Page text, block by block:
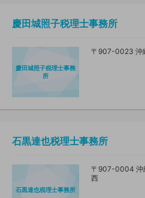
慶田城照子税理士事務所
慶田城照子税理士事務
所
〒907-0023 沖
石黒達也税理士事務所
石黒達也税理士事務所
〒907-0004 沖
西